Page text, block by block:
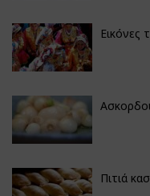
Εικόνες
Πιτιά